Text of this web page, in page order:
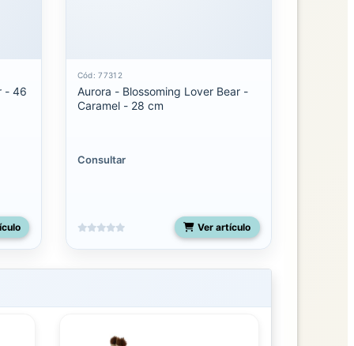
- 46
Cód: 77312
Aurora - Blossoming Lover Bear -
Caramel - 28 cm
Consultar
Ver artículo